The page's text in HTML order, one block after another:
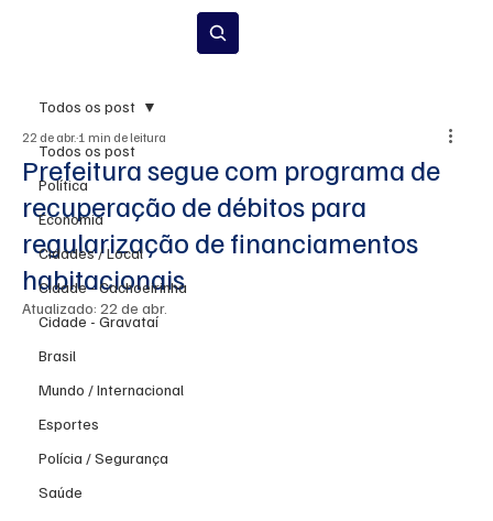
Todos os post
Política
Economia
Cidades / Local
Cidade - Cachoeirinha
Cidade - Gravataí
Brasil
Mundo / Internacional
Esportes
Polícia / Segurança
Saúde
Todos os post
Prefeitura segue com programa de
recuperação de débitos para
regularização de financiamentos
habitacionais
22 de abr. 1 min de leitura
Atualizado: 22 de abr.